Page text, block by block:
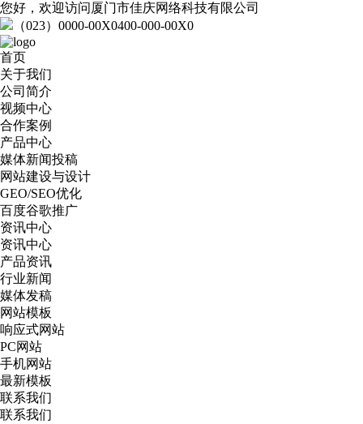
您好，欢迎访问厦门市佳庆网络科技有限公司
（023）0000-00X0400-000-00X0
首页
关于我们
公司简介
视频中心
合作案例
产品中心
媒体新闻投稿
网站建设与设计
GEO/SEO优化
百度谷歌推广
资讯中心
资讯中心
产品资讯
行业新闻
媒体发稿
网站模板
响应式网站
PC网站
手机网站
最新模板
联系我们
联系我们